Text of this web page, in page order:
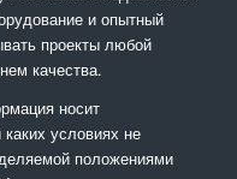
и опытный
проекты любой
качества.
носит
условиях не
положениями